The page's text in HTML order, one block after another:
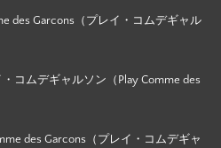
des Garcons（プレイ・コムデギャル
コムデギャルソン（Play Comme des
des Garcons（プレイ・コムデギャ